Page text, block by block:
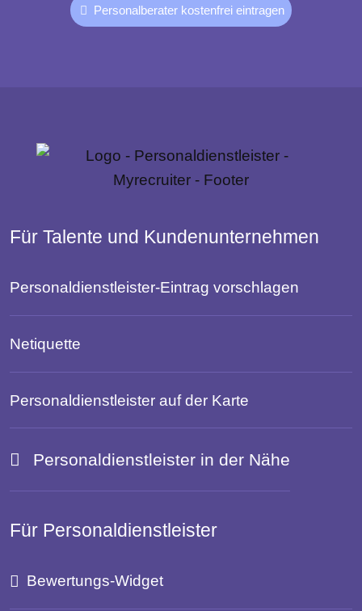
Personalberater kostenfrei eintragen
Für Talente und Kundenunternehmen
Personaldienstleister-Eintrag vorschlagen
Netiquette
Personaldienstleister auf der Karte
Personaldienstleister in der Nähe
Für Personaldienstleister
Bewertungs-Widget